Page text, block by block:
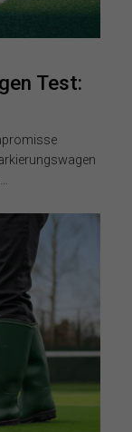
Test: